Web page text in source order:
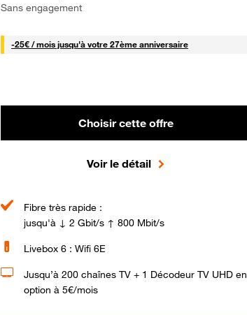
Sans engagement
-25€ / mois25 € par mois
jusqu'à votre 27ème anniversaire
Choisir cette offre
Voir le détail
Fibre très rapide :
jusqu'à ↓ 2 Gbit/s ↑ 800 Mbit/s
Livebox 6 : Wifi 6E
Jusqu’à 200 chaînes TV + 1 Décodeur TV UHD en
option à 5€/mois